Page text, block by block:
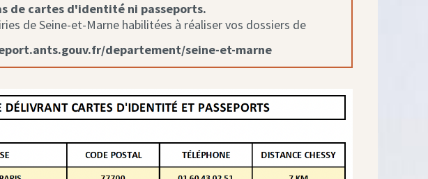
de cartes d'identité ni passeports.
de Seine-et-Marne habilitées à réaliser vos dossiers de
departement/seine-et-marne